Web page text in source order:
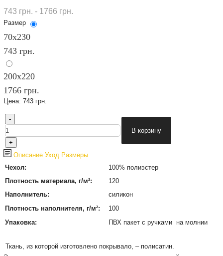
743 грн. - 1766 грн.
Размер
70х230
743 грн.
200х220
1766 грн.
Цена: 743 грн.
Описание Уход Размеры
Чехол:
100% полиэстер
Плотность материала, г/м²:
120
Наполнитель:
силикон
Плотность наполнителя, г/м²:
100
Упаковка:
ПВХ пакет с ручками на молнии
Ткань, из которой изготовлено покрывало, – полисатин.